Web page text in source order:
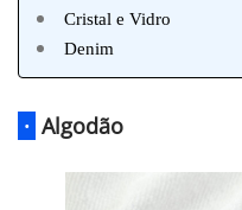
Cristal e Vidro
Denim
· Algodão